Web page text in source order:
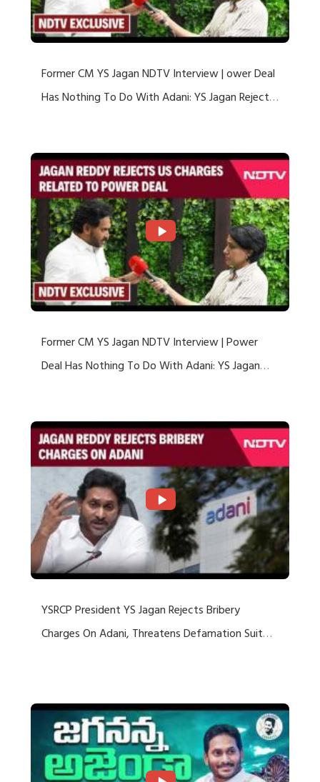
Former CM YS Jagan NDTV Interview | ower Deal
Has Nothing To Do With Adani: YS Jagan Rejects
Former CM YS Jagan NDTV Interview | Power
Deal Has Nothing To Do With Adani: YS Jagan
YSRCP President YS Jagan Rejects Bribery
Charges On Adani, Threatens Defamation Suit